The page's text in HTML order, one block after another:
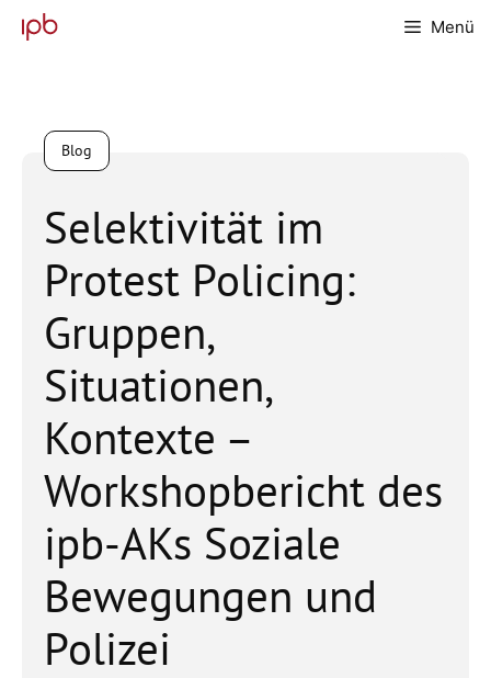
Inhalt
Menü
Blog
Selektivität im
Protest Policing:
Gruppen,
Situationen,
Kontexte –
Workshopbericht des
ipb-AKs Soziale
Bewegungen und
Polizei